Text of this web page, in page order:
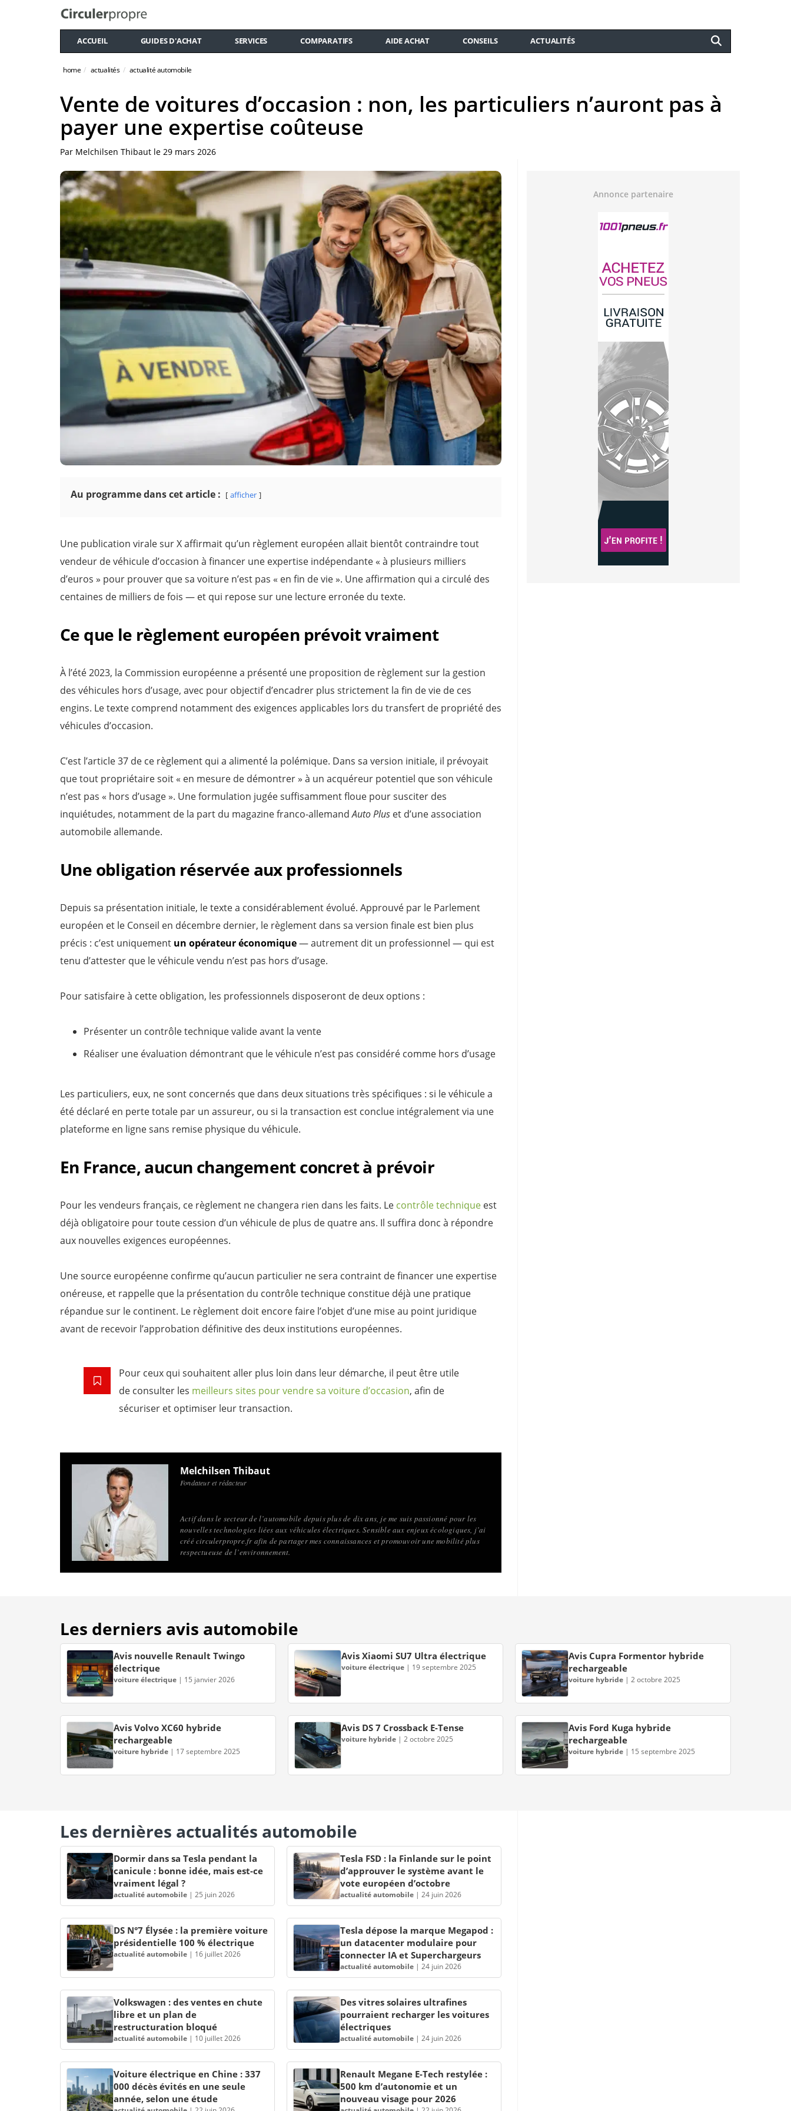
ACCUEIL GUIDES D'ACHAT SERVICES COMPARATIFS AIDE ACHAT CONSEILS ACTUALITÉS
home actualités actualité automobile
Vente de voitures d’occasion : non, les particuliers n’auront pas à
payer une expertise coûteuse
Par Melchilsen Thibaut le 29 mars 2026
Au programme dans cet article : afficher
Une publication virale sur X affirmait qu’un règlement européen allait bientôt contraindre tout
vendeur de véhicule d’occasion à financer une expertise indépendante « à plusieurs milliers
d’euros » pour prouver que sa voiture n’est pas « en fin de vie ». Une affirmation qui a circulé des
centaines de milliers de fois — et qui repose sur une lecture erronée du texte.
Ce que le règlement européen prévoit vraiment
À l’été 2023, la Commission européenne a présenté une proposition de règlement sur la gestion
des véhicules hors d’usage, avec pour objectif d’encadrer plus strictement la fin de vie de ces
engins. Le texte comprend notamment des exigences applicables lors du transfert de propriété des
véhicules d’occasion.
C’est l’article 37 de ce règlement qui a alimenté la polémique. Dans sa version initiale, il prévoyait
que tout propriétaire soit « en mesure de démontrer » à un acquéreur potentiel que son véhicule
n’est pas « hors d’usage ». Une formulation jugée suffisamment floue pour susciter des
inquiétudes, notamment de la part du magazine franco-allemandAuto Plus et d’une association
automobile allemande.
Une obligation réservée aux professionnels
Depuis sa présentation initiale, le texte a considérablement évolué. Approuvé par le Parlement
européen et le Conseil en décembre dernier, le règlement dans sa version finale est bien plus
précis : c’est uniquement un opérateur économique— autrement dit un professionnel — qui est
tenu d’attester que le véhicule vendu n’est pas hors d’usage.
Pour satisfaire à cette obligation, les professionnels disposeront de deux options :
Présenter un contrôle technique valide avant la vente
Réaliser une évaluation démontrant que le véhicule n’est pas considéré comme hors d’usage
Les particuliers, eux, ne sont concernés que dans deux situations très spécifiques : si le véhicule a
été déclaré en perte totale par un assureur, ou si la transaction est conclue intégralement via une
plateforme en ligne sans remise physique du véhicule.
En France, aucun changement concret à prévoir
Pour les vendeurs français, ce règlement ne changera rien dans les faits. Le contrôle technique est
déjà obligatoire pour toute cession d’un véhicule de plus de quatre ans. Il suffira donc à répondre
aux nouvelles exigences européennes.
Une source européenne confirme qu’aucun particulier ne sera contraint de financer une expertise
onéreuse, et rappelle que la présentation du contrôle technique constitue déjà une pratique
répandue sur le continent. Le règlement doit encore faire l’objet d’une mise au point juridique
avant de recevoir l’approbation définitive des deux institutions européennes.
Pour ceux qui souhaitent aller plus loin dans leur démarche, il peut être utile
de consulter les meilleurs sites pour vendre sa voiture d’occasion, afin de
sécuriser et optimiser leur transaction.
Melchilsen Thibaut
Fondateur et rédacteur
Actif dans le secteur de l’automobile depuis plus de dix ans, je me suis passionné pour les
nouvelles technologies liées aux véhicules électriques. Sensible aux enjeux écologiques, j’ai
créé circulerpropre.fr afin de partager mes connaissances et promouvoir une mobilité plus
respectueuse de l’environnement.
Annonce partenaire
Les derniers avis automobile
Avis nouvelle Renault Twingo
électrique
voiture électrique | 15 janvier 2026
Avis Xiaomi SU7 Ultra électrique
voiture électrique| 19 septembre 2025
Avis Cupra Formentor hybride
rechargeable
voiture hybride |2 octobre 2025
Avis Volvo XC60 hybride
rechargeable
voiture hybride | 17 septembre 2025
Avis DS 7 Crossback E-Tense
voiture hybride| 2 octobre 2025
Avis Ford Kuga hybride
rechargeable
voiture hybride | 15 septembre 2025
Les dernières actualités automobile
Dormir dans sa Tesla pendant la
canicule : bonne idée, mais est-ce
vraiment légal ?
actualité automobile | 25 juin 2026
Tesla FSD : la Finlande sur le point
d’approuver le système avant le
vote européen d’octobre
actualité automobile | 24 juin 2026
DS N°7 Élysée : la première voiture
présidentielle 100 % électrique
actualité automobile | 16 juillet 2026
Tesla dépose la marque Megapod :
un datacenter modulaire pour
connecter IA et Superchargeurs
actualité automobile | 24 juin 2026
Volkswagen : des ventes en chute
libre et un plan de
restructuration bloqué
actualité automobile | 10 juillet 2026
Des vitres solaires ultrafines
pourraient recharger les voitures
électriques
actualité automobile | 24 juin 2026
Voiture électrique en Chine : 337
000 décès évités en une seule
année, selon une étude
Renault Megane E-Tech restylée :
500 km d’autonomie et un
nouveau visage pour 2026